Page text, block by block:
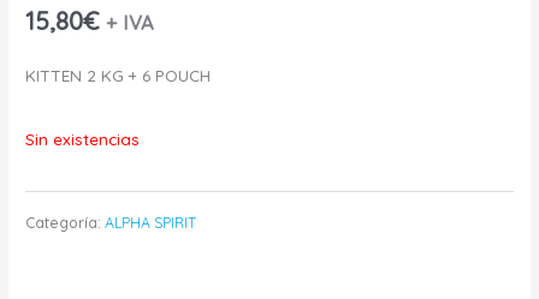
15,80€ + IVA
KITTEN 2 KG + 6 POUCH
Sin existencias
Categoría:ALPHA SPIRIT